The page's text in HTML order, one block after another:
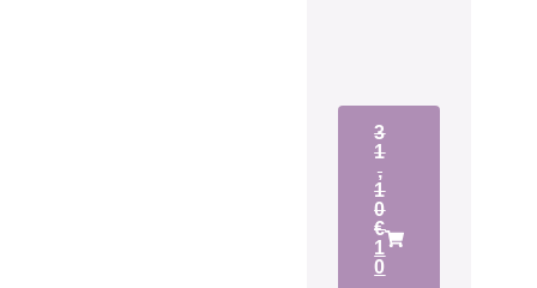
3
1
,
1
0
€
1
0